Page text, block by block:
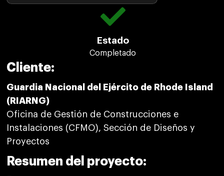
Estado
Completado
Cliente:
Guardia Nacional del Ejército de Rhode Island
(RIARNG)
Oficina de Gestión de Construcciones e
Instalaciones (CFMO), Sección de Diseños y
Proyectos
Resumen del proyecto: